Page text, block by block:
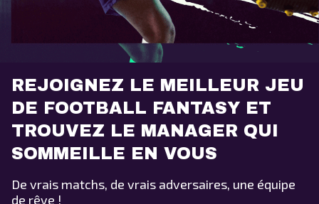
REJOIGNEZ LE MEILLEUR JEU
DE FOOTBALL FANTASY ET
TROUVEZ LE MANAGER QUI
SOMMEILLE EN VOUS
De vrais matchs, de vrais adversaires, une équipe
de rêve !